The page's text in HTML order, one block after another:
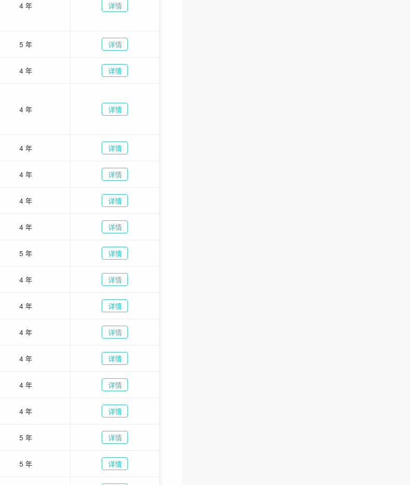
4 年 详情
5 年 详情
4 年 详情
4 年 详情
4 年 详情
4 年 详情
4 年 详情
4 年 详情
5 年 详情
4 年 详情
4 年 详情
4 年 详情
4 年 详情
4 年 详情
4 年 详情
5 年 详情
5 年 详情